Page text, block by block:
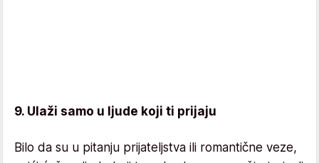
9. Ulaži samo u ljude koji ti prijaju
Bilo da su u pitanju prijateljstva ili romantične veze,